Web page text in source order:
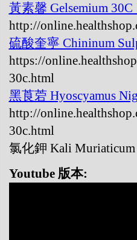
黃素馨 Gelsemium 30C
http://
硫酸奎寧 Chininum
https://
30c.html
黑莨菪 Hyoscyamus
http://
30c.html
氯化鉀 Kali Muriaticum
Youtube 版本: